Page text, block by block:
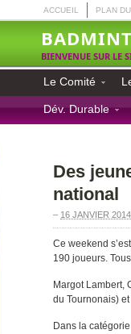
ACCUEIL PLAN
BIENVENUE SUR LE
Le Comité
Dév. Durable
Des
national
– 16 JANVIER 2014
Ce weekend
190 joueurs.
Margot Lambert,
du Tournonais)
Dans la